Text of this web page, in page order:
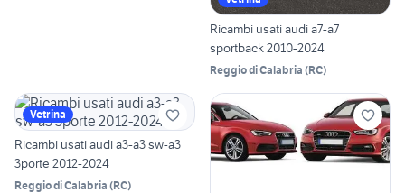
Ricambi usati audi a7-a7
sportback 2010-2024
Reggio di Calabria (RC)
Vetrina
Ricambi usati audi a3-a3 sw-a3
3porte 2012-2024
Reggio di Calabria (RC)